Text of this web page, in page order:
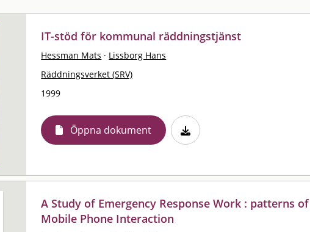
IT-stöd för kommunal räddningstjänst
Hessman Mats · Lissborg Hans
Räddningsverket (SRV)
1999
Öppna dokument
A Study of Emergency Response Work : patterns of
Mobile Phone Interaction